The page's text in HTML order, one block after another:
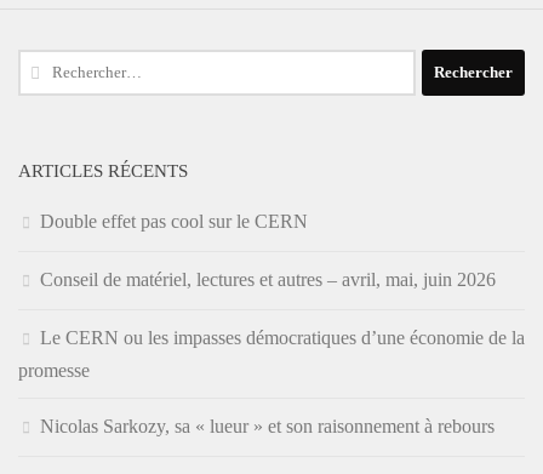
Rechercher :
ARTICLES RÉCENTS
Double effet pas cool sur le CERN
Conseil de matériel, lectures et autres – avril, mai, juin 2026
Le CERN ou les impasses démocratiques d’une économie de la
promesse
Nicolas Sarkozy, sa « lueur » et son raisonnement à rebours